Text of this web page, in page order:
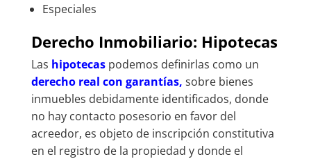
Especiales
Derecho Inmobiliario: Hipotecas
Las hipotecas podemos definirlas como un
derecho real con garantías, sobre bienes
inmuebles debidamente identificados, donde
no hay contacto posesorio en favor del
acreedor, es objeto de inscripción constitutiva
en el registro de la propiedad y donde el